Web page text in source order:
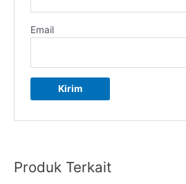
Email
Produk Terkait